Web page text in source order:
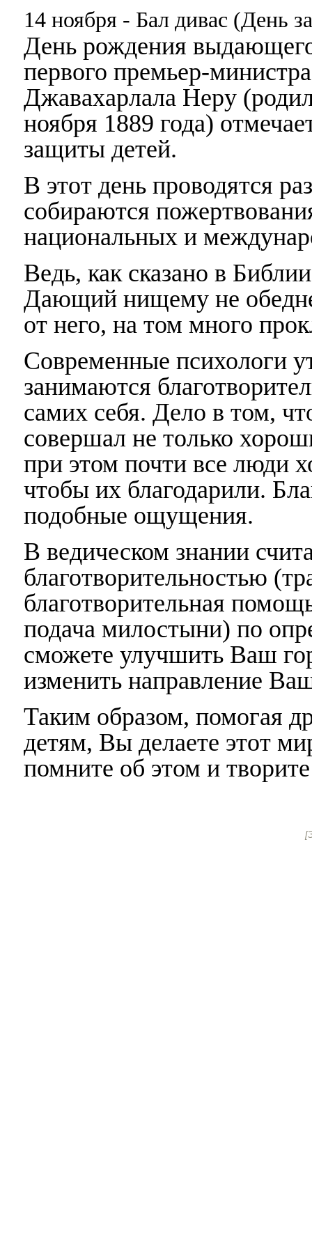
14 ноября - Бал дивас (День
День рождения
первого премьер-
Джавахарлала Неру
ноября 1889 года)
защиты детей.
В этот день проводятся
собираются
национальных и
Ведь, как сказано в
Дающий нищему не
от него, на том много
Современные психологи
занимаются
самих себя. Дело в том,
совершал не только
при этом почти все люди
чтобы их благодарили.
подобные ощущения.
В ведическом знании
благотворительностью
благотворительная
подача милостыни) по
сможете улучшить Ваш
изменить направление
Таким образом, помогая
детям, Вы делаете этот
помните об этом и